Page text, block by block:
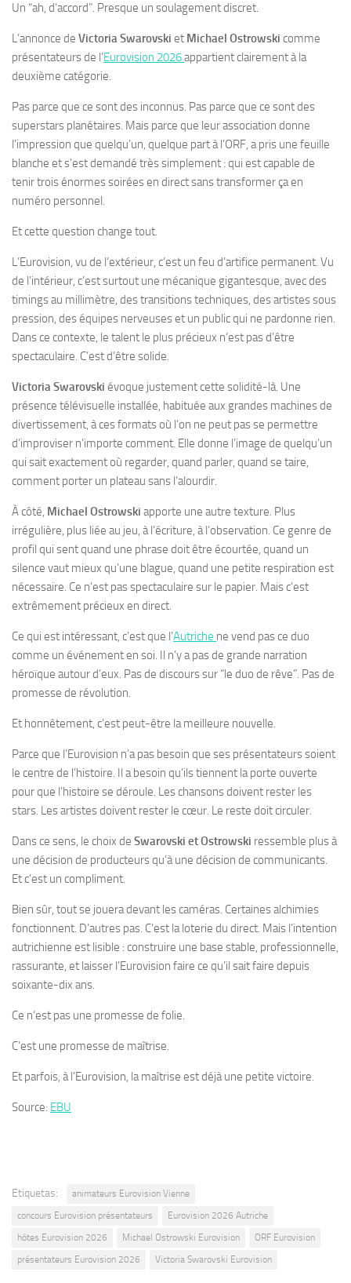
Un “ah, d’accord”. Presque un soulagement discret.
L’annonce de Victoria Swarovski et Michael Ostrowski comme
présentateurs de l’Eurovision 2026appartient clairement à la
deuxième catégorie.
Pas parce que ce sont des inconnus. Pas parce que ce sont des
superstars planétaires. Mais parce que leur association donne
l’impression que quelqu’un, quelque part à l’ORF, a pris une feuille
blanche et s’est demandé très simplement : qui est capable de
tenir trois énormes soirées en direct sans transformer ça en
numéro personnel.
Et cette question change tout.
L’Eurovision, vu de l’extérieur, c’est un feu d’artifice permanent. Vu
de l’intérieur, c’est surtout une mécanique gigantesque, avec des
timings au millimètre, des transitions techniques, des artistes sous
pression, des équipes nerveuses et un public qui ne pardonne rien.
Dans ce contexte, le talent le plus précieux n’est pas d’être
spectaculaire. C’est d’être solide.
Victoria Swarovski évoque justement cette solidité-là. Une
présence télévisuelle installée, habituée aux grandes machines de
divertissement, à ces formats où l’on ne peut pas se permettre
d’improviser n’importe comment. Elle donne l’image de quelqu’un
qui sait exactement où regarder, quand parler, quand se taire,
comment porter un plateau sans l’alourdir.
À côté, Michael Ostrowski apporte une autre texture. Plus
irrégulière, plus liée au jeu, à l’écriture, à l’observation. Ce genre de
profil qui sent quand une phrase doit être écourtée, quand un
silence vaut mieux qu’une blague, quand une petite respiration est
nécessaire. Ce n’est pas spectaculaire sur le papier. Mais c’est
extrêmement précieux en direct.
Ce qui est intéressant, c’est que l’Autriche ne vend pas ce duo
comme un événement en soi. Il n’y a pas de grande narration
héroïque autour d’eux. Pas de discours sur “le duo de rêve”. Pas de
promesse de révolution.
Et honnêtement, c’est peut-être la meilleure nouvelle.
Parce que l’Eurovision n’a pas besoin que ses présentateurs soient
le centre de l’histoire. Il a besoin qu’ils tiennent la porte ouverte
pour que l’histoire se déroule. Les chansons doivent rester les
stars. Les artistes doivent rester le cœur. Le reste doit circuler.
Dans ce sens, le choix de Swarovski et Ostrowski ressemble plus à
une décision de producteurs qu’à une décision de communicants.
Et c’est un compliment.
Bien sûr, tout se jouera devant les caméras. Certaines alchimies
fonctionnent. D’autres pas. C’est la loterie du direct. Mais l’intention
autrichienne est lisible : construire une base stable, professionnelle,
rassurante, et laisser l’Eurovision faire ce qu’il sait faire depuis
soixante-dix ans.
Ce n’est pas une promesse de folie.
C’est une promesse de maîtrise.
Et parfois, à l’Eurovision, la maîtrise est déjà une petite victoire.
Source: EBU
Etiquetas:
animateurs Eurovision Vienne
concours Eurovision présentateurs
Eurovision 2026 Autriche
hôtes Eurovision 2026
Michael Ostrowski Eurovision
ORF Eurovision
présentateurs Eurovision 2026
Victoria Swarovski Eurovision